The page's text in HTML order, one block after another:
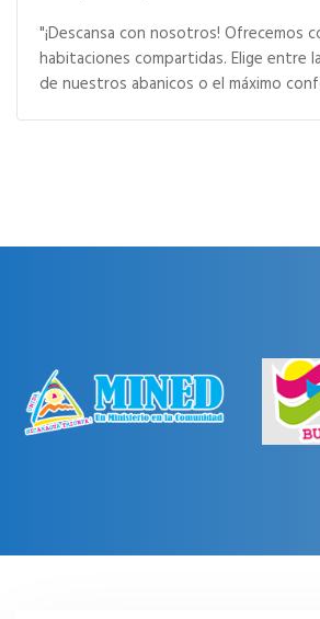
"¡Descansa con nosotros! Ofrecemos
habitaciones compartidas. Elige entre
de nuestros abanicos o el máximo